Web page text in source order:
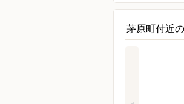
茅原町付近